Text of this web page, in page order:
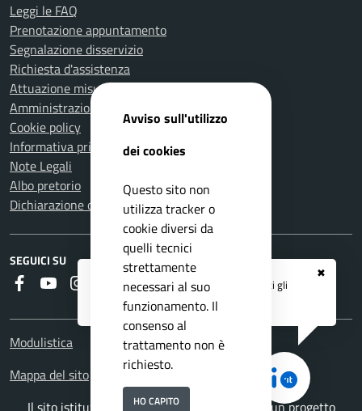
✖
Registrati ai serviziAPP IO
e ricevi tutti gli
aggiornamenti dall'Ente
Leggi le FAQ
Prenotazione appuntamento
Segnalazione disservizio
Richiesta d'assistenza
Attuazione misure PNRR
Amministrazione trasparente
Cookie policy
Informativa privacy
Note Legali
Albo pretorio
Dichiarazione di accessibilità
SEGUICI SU
FaceboookYoutubeInstagram
RSS
Modulistica
Mappa del sito
Il sito istituzionale del Comune di Cantello è un progetto
Avviso sull'utilizzo
dei cookies
Questo sito non
utilizza tracker o
cookie diversi da
quelli tecnici
strettamente
necessari al suo
funzionamento. Il
consenso al
trattamento non è
richiesto.
HO CAPITO